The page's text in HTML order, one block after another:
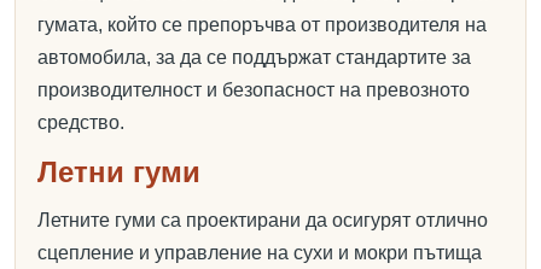
гумата, който се препоръчва от производителя на
автомобила, за да се поддържат стандартите за
производителност и безопасност на превозното
средство.
Летни гуми
Летните гуми са проектирани да осигурят отлично
сцепление и управление на сухи и мокри пътища